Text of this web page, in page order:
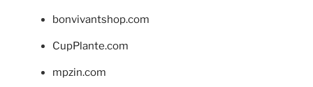
bonvivantshop.com
CupPlante.com
mpzin.com